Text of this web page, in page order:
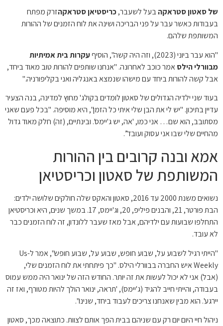
של סאטון סטראקהבעל לשעבר,כריסטיאן סטראקהזרק מפתח
בעבודות כאשר עבר על פני הבריכה ושינה את לוח הזמנים של ההורות
המשותפת שלהם.
"הוא עבר ביוני (2023), וזה היה קשה", הוסיף
עקרות בית אמיתיות
מבוורלי הילסאמר כוכב לאחרונה. "אנחנו שותפים להורות טוב מאוד ביחד,
אבל קשה להורות ביחד עם מישהו שנמצא באנגליה ואני בקליפורניה."
בעוד שני ילדיה הגדולים של סאטון לומדים בקולג' מחוץ למדינה, בנה הצעיר
עדיין בתיכון. "יש לי את הבן שלי איתי כל הזמן", היא מוסיפה. "בכל פעם שאני
מסתובב, הוא שם… אני כמו, 'אה, יש ג'יימס'. ובינתיים, (זה) חלק מאוד גדול
מהחיים שלי שבו אני עסוק ועובד”.
אמא ובנה קרובים בין ההורות
המשותפת של סאטון וכריסטיאן
נשואים משנת 2000 עד 2016, סאטון והאקס שלה חולקים שלושה ילדים:
הבת פורטר, 21, והבנים פיליפ, 20, וג'יימס, 17. במשך שנים, היא וכריסטיאן
התחלפו שבועות עם ילדיהם, אבל מאז שעבר ללונדון, זה לוח הזמנים כבר
לא עובד.
"הייתי רגיל לשבוע על, שבוע חופש, שבוע על, שבוע חופש", אמר ל-Us
Weekly איש החברה בבוורלי הילס. "כך פיתחתי את לוח הזמנים שלי,
(אבל) אני לא יכול לעשות את זה יותר. החודש הזה של ינואר היה ממש עמוס
בעבודה, והייתי חייב להגיד (ג'יימס), 'תראה, ינואר הולך להיות מטורף, ואז זה
יירגע'. הוא מבין שאנחנו צריכים לעבוד ביחד, שנינו".
ניהול חיי היום יום רק עם שניהם בבית הפך אותם לצוות. כתוצאה מכך, סאטון